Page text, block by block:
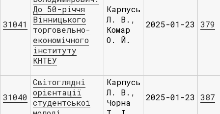
31041
До 50-річчя
Вінницького
торговельно-
економічного
інституту
КНТЕУ
Карпусь
Л. В.,
Комар
О. Й.
2025-01-23 379
31040
Світоглядні
орієнтації
студентської
Карпусь
Л. В.,
Чорна
2025-01-23 387